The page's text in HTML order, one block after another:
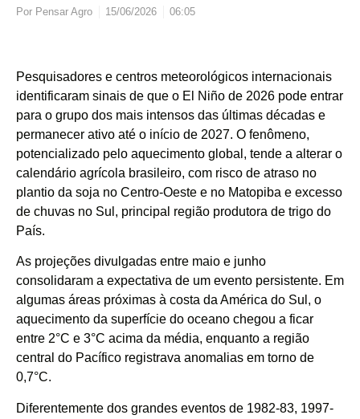
Por Pensar Agro 15/06/2026 06:05
Pesquisadores e centros meteorológicos internacionais
identificaram sinais de que o El Niño de 2026 pode entrar
para o grupo dos mais intensos das últimas décadas e
permanecer ativo até o início de 2027. O fenômeno,
potencializado pelo aquecimento global, tende a alterar o
calendário agrícola brasileiro, com risco de atraso no
plantio da soja no Centro-Oeste e no Matopiba e excesso
de chuvas no Sul, principal região produtora de trigo do
País.
As projeções divulgadas entre maio e junho
consolidaram a expectativa de um evento persistente. Em
algumas áreas próximas à costa da América do Sul, o
aquecimento da superfície do oceano chegou a ficar
entre 2°C e 3°C acima da média, enquanto a região
central do Pacífico registrava anomalias em torno de
0,7°C.
Diferentemente dos grandes eventos de 1982-83, 1997-